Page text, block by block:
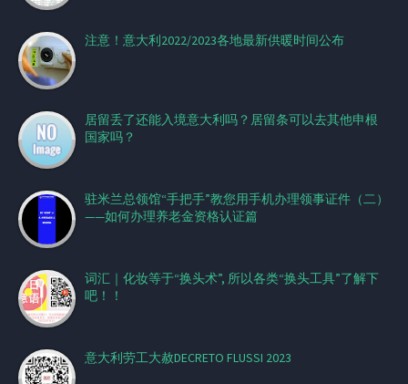
注意！意大利2022/2023各地最新供暖时间公布
居留丢了还能入境意大利吗？居留条可以去其他申根
国家吗？
驻米兰总领馆“手把手”教您用手机办理领事证件（二）
——如何办理养老金资格认证篇
词汇｜化妆等于“换头术”, 所以各类“换头工具”了解下
吧！！
意大利劳工大赦DECRETO FLUSSI 2023